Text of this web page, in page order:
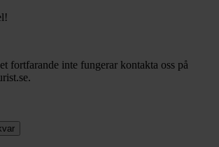
fortfarande inte fungerar kontakta oss på